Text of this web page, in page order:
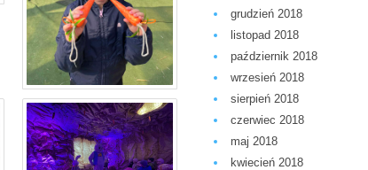
grudzień 2018
listopad 2018
październik 2018
wrzesień 2018
sierpień 2018
czerwiec 2018
maj 2018
kwiecień 2018